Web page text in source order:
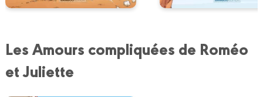
Les Amours compliquées de Roméo
et Juliette